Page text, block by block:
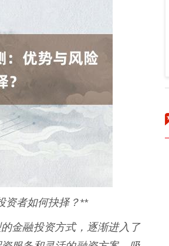
资者如何抉择？**
金融投资方式，逐渐进入了